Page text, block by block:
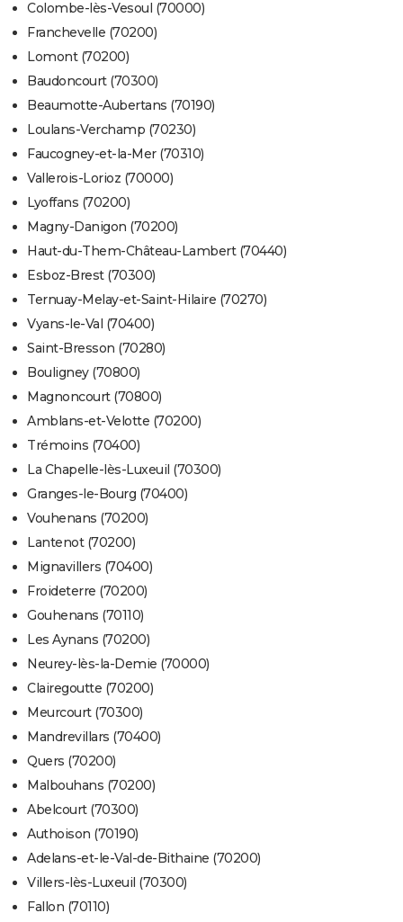
Colombe-lès-Vesoul (70000)
Franchevelle (70200)
Lomont (70200)
Baudoncourt (70300)
Beaumotte-Aubertans (70190)
Loulans-Verchamp (70230)
Faucogney-et-la-Mer (70310)
Vallerois-Lorioz (70000)
Lyoffans (70200)
Magny-Danigon (70200)
Haut-du-Them-Château-Lambert (70440)
Esboz-Brest (70300)
Ternuay-Melay-et-Saint-Hilaire (70270)
Vyans-le-Val (70400)
Saint-Bresson (70280)
Bouligney (70800)
Magnoncourt (70800)
Amblans-et-Velotte (70200)
Trémoins (70400)
La Chapelle-lès-Luxeuil (70300)
Granges-le-Bourg (70400)
Vouhenans (70200)
Lantenot (70200)
Mignavillers (70400)
Froideterre (70200)
Gouhenans (70110)
Les Aynans (70200)
Neurey-lès-la-Demie (70000)
Clairegoutte (70200)
Meurcourt (70300)
Mandrevillars (70400)
Quers (70200)
Malbouhans (70200)
Abelcourt (70300)
Authoison (70190)
Adelans-et-le-Val-de-Bithaine (70200)
Villers-lès-Luxeuil (70300)
Fallon (70110)